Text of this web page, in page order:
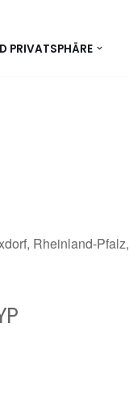
PRIVATSPHÄRE
Rheinland-Pfalz,